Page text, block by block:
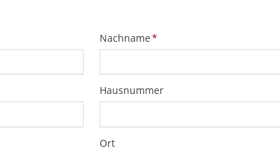
Pflichtfeld
Nachname*
Hausnummer
Ort